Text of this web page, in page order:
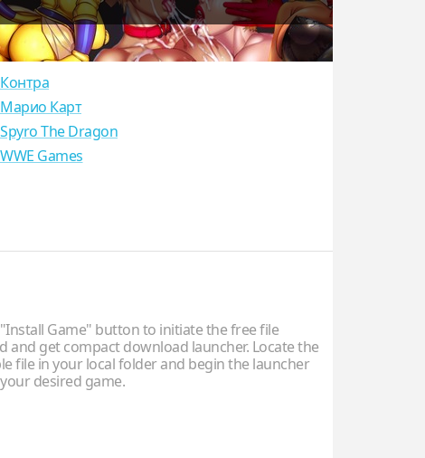
Контра
Марио Карт
Spyro The Dragon
WWE Games
Game" button to initiate the free file
and get compact download launcher. Locate the
file in your local folder and begin the launcher
desired game.